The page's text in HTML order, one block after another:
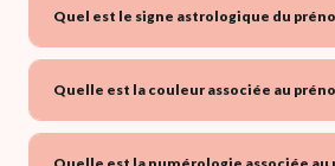
Quel est le signe astrologique du
Quelle est la couleur associée au